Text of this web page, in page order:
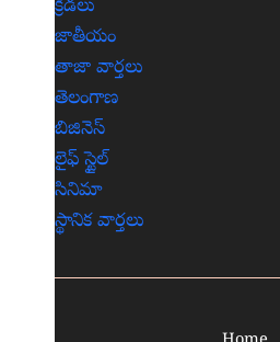
క్రీడలు
జాతీయం
తాజా వార్తలు
తెలంగాణ
బిజినెస్
లైఫ్ స్టైల్
సినిమా
స్థానిక వార్తలు